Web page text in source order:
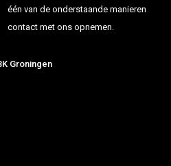
één van de onderstaande manieren
contact met ons opnemen.
Groningen